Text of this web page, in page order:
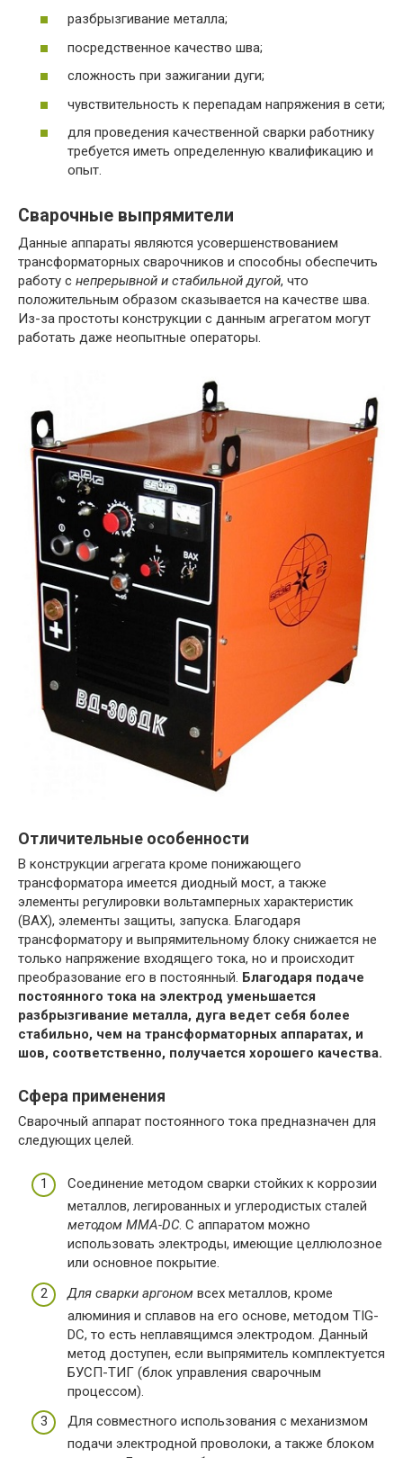
разбрызгивание металла;
посредственное качество шва;
сложность при зажигании дуги;
чувствительность к перепадам напряжения в сети;
для проведения качественной сварки работнику
требуется иметь определенную квалификацию и
опыт.
Сварочные выпрямители
Данные аппараты являются усовершенствованием
трансформаторных сварочников и способны обеспечить
работу с непрерывной и стабильной дугой, что
положительным образом сказывается на качестве шва.
Из-за простоты конструкции с данным агрегатом могут
работать даже неопытные операторы.
Отличительные особенности
В конструкции агрегата кроме понижающего
трансформатора имеется диодный мост, а также
элементы регулировки вольтамперных характеристик
(ВАХ), элементы защиты, запуска. Благодаря
трансформатору и выпрямительному блоку снижается не
только напряжение входящего тока, но и происходит
преобразование его в постоянный. Благодаря подаче
постоянного тока на электрод уменьшается
разбрызгивание металла, дуга ведет себя более
стабильно, чем на трансформаторных аппаратах, и
шов, соответственно, получается хорошего качества.
Сфера применения
Сварочный аппарат постоянного тока предназначен для
следующих целей.
Соединение методом сварки стойких к коррозии
металлов, легированных и углеродистых сталей
методом ММА-DC. С аппаратом можно
использовать электроды, имеющие целлюлозное
или основное покрытие.
Для сварки аргоном всех металлов, кроме
алюминия и сплавов на его основе, методом TIG-
DC, то есть неплавящимся электродом. Данный
метод доступен, если выпрямитель комплектуется
БУСП-ТИГ (блок управления сварочным
процессом).
Для совместного использования с механизмом
подачи электродной проволоки, а также блоком